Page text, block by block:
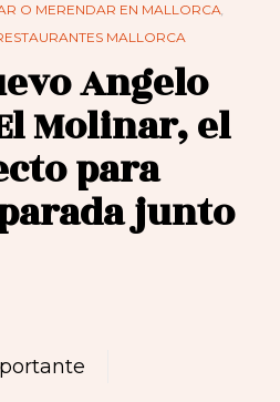
O MERENDAR EN MALLORCA,
MALLORCA
Angelo
Molinar, el
para
junto